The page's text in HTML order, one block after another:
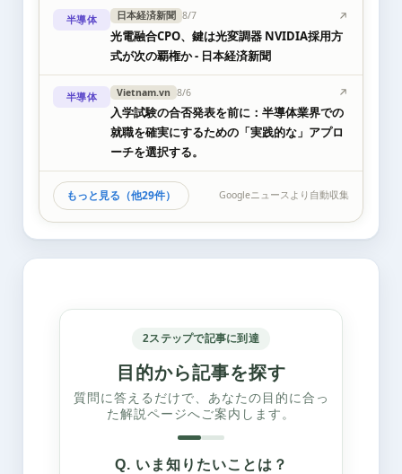
2ステップで記事に到達
目的から記事を探す
質問に答えるだけで、あなたの目的に合っ
た解説ページへご案内します。
Q. いま知りたいことは？